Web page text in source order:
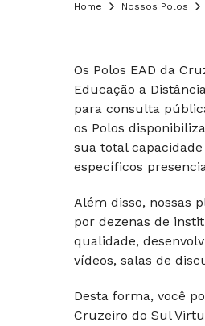
Home Nossos Polos
Os Polos EAD da
Educação a
para consulta
os Polos
sua total
específicos
Além disso, nossas
por dezenas de
qualidade,
vídeos, salas de
Desta forma, você
Cruzeiro do Sul